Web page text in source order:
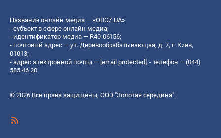
Название онлайн медиа — «OBOZ.UA»
- субъект в сфере онлайн медиа;
- идентификатор медиа — R40-06156;
- почтовый адрес — ул. Деревообрабатывающая, д. 7, г. Киев,
01013;
- адрес электронной почты — [email protected] ; - телефон — (044)
585 46 20
© 2026 Все права защищены, ООО "Золотая середина".